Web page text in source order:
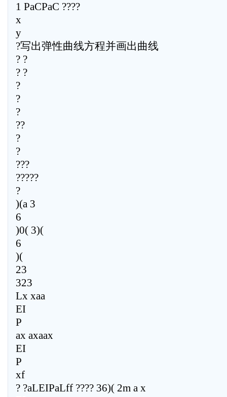
1 PaCPaC ????
x
y
?写出弹性曲线方程并画出曲线
? ?
? ?
?
?
?
??
?
?
???
?????
?
)(a 3
6
)0( 3)(
6
)(
23
323
Lx xaa
EI
P
ax axaax
EI
P
xf
? ?aLEIPaLff ???? 36)( 2m a x